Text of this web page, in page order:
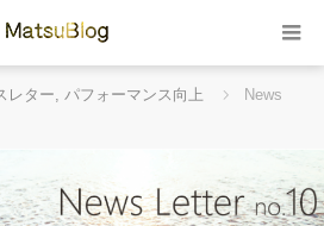
レター, パフォーマンス向上
News